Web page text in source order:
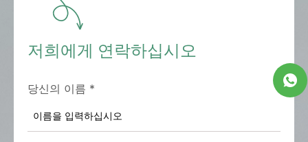
저희에게 연락하십시오
당신의 이름 *